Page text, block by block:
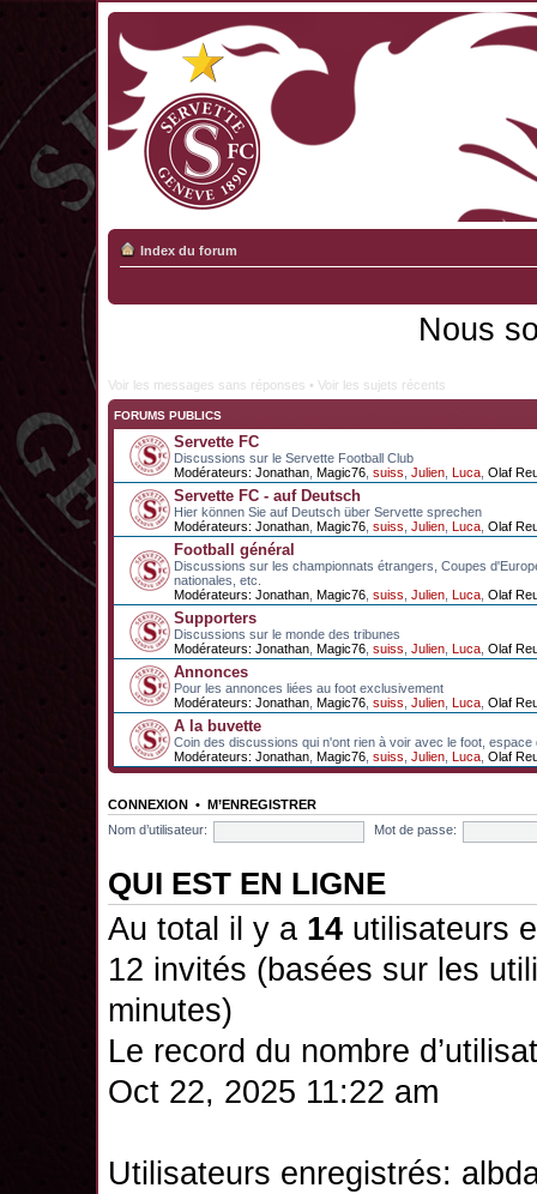
Index du forum
Nous
Voir les messages sans réponses • Voir les sujets récents
FORUMS PUBLICS
Servette FC
Discussions sur le Servette Football Club
Modérateurs: Jonathan Magic76 suiss Julien Luca Olaf
Servette FC - auf Deutsch
Hier können Sie auf Deutsch über Servette sprechen
Modérateurs: Jonathan Magic76 suiss Julien Luca Olaf
Football général
Discussions sur les championnats étrangers, Coupes
nationales, etc.
Modérateurs: Jonathan Magic76 suiss Julien Luca Olaf
Supporters
Discussions sur le monde des tribunes
Modérateurs: Jonathan Magic76 suiss Julien Luca Olaf
Annonces
Pour les annonces liées au foot exclusivement
Modérateurs: Jonathan Magic76 suiss Julien Luca Olaf
A la buvette
Coin des discussions qui n'ont rien à voir avec le foot, espace
Modérateurs: Jonathan Magic76 suiss Julien Luca Olaf
CONNEXION • M’ENREGISTRER
Nom d’utilisateur:
Mot de passe:
QUI EST EN LIGNE
Au total il y a 14 utilisateurs
12 invités (basées sur les
minutes)
Le record du nombre
Oct 22, 2025 11:22 am
Utilisateurs enregistrés: